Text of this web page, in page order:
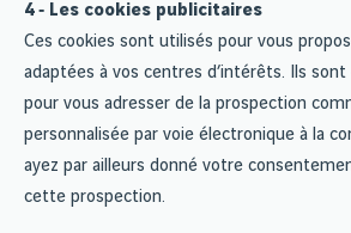
4 ‐ Les cookies publicitaires
Ces cookies sont utilisés pour vous
adaptées à vos centres d’intérêts. Ils
pour vous adresser de la prospection
personnalisée par voie électronique à la
ayez par ailleurs donné votre
cette prospection.